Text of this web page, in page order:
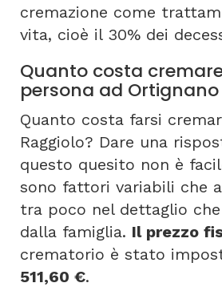
cremazione come
vita, cioè il 30% dei
Quanto costa
persona ad Ortignano
Quanto costa farsi
Raggiolo? Dare una
questo quesito non è
sono fattori variabili che
tra poco nel dettaglio
dalla famiglia. Il prezzo
crematorio è stato
511,60 €.